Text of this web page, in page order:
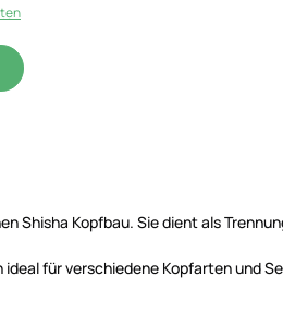
Shisha Kopfbau. Sie dient als
für verschiedene Kopfarten und